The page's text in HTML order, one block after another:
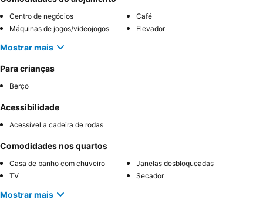
Centro de negócios
Café
Máquinas de jogos/videojogos
Elevador
Mostrar mais
Para crianças
Berço
Acessibilidade
Acessível a cadeira de rodas
Comodidades nos quartos
Casa de banho com chuveiro
Janelas desbloqueadas
TV
Secador
Mostrar mais